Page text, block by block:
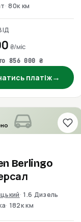
80к км
₴/міс
856 000 ₴
платіж→
Berlingo
1.6 Дизель
182к км